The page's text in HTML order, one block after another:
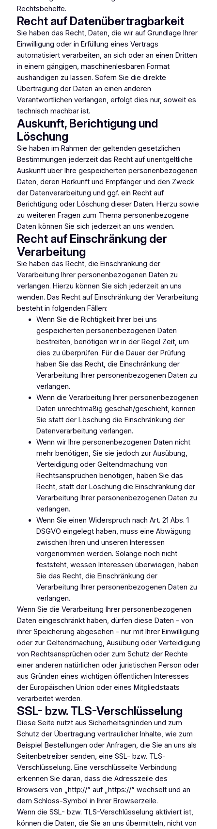
Rechtsbehelfe.
Recht auf Daten­übertrag­barkeit
Sie haben das Recht, Daten, die wir auf Grundlage Ihrer
Einwilligung oder in Erfüllung eines Vertrags
automatisiert verarbeiten, an sich oder an einen Dritten
in einem gängigen, maschinenlesbaren Format
aushändigen zu lassen. Sofern Sie die direkte
Übertragung der Daten an einen anderen
Verantwortlichen verlangen, erfolgt dies nur, soweit es
technisch machbar ist.
Auskunft, Berichtigung und
Löschung
Sie haben im Rahmen der geltenden gesetzlichen
Bestimmungen jederzeit das Recht auf unentgeltliche
Auskunft über Ihre gespeicherten personenbezogenen
Daten, deren Herkunft und Empfänger und den Zweck
der Datenverarbeitung und ggf. ein Recht auf
Berichtigung oder Löschung dieser Daten. Hierzu sowie
zu weiteren Fragen zum Thema personenbezogene
Daten können Sie sich jederzeit an uns wenden.
Recht auf Einschränkung der
Verarbeitung
Sie haben das Recht, die Einschränkung der
Verarbeitung Ihrer personenbezogenen Daten zu
verlangen. Hierzu können Sie sich jederzeit an uns
wenden. Das Recht auf Einschränkung der Verarbeitung
besteht in folgenden Fällen:
Wenn Sie die Richtigkeit Ihrer bei uns
gespeicherten personenbezogenen Daten
bestreiten, benötigen wir in der Regel Zeit, um
dies zu überprüfen. Für die Dauer der Prüfung
haben Sie das Recht, die Einschränkung der
Verarbeitung Ihrer personenbezogenen Daten zu
verlangen.
Wenn die Verarbeitung Ihrer personenbezogenen
Daten unrechtmäßig geschah/geschieht, können
Sie statt der Löschung die Einschränkung der
Datenverarbeitung verlangen.
Wenn wir Ihre personenbezogenen Daten nicht
mehr benötigen, Sie sie jedoch zur Ausübung,
Verteidigung oder Geltendmachung von
Rechtsansprüchen benötigen, haben Sie das
Recht, statt der Löschung die Einschränkung der
Verarbeitung Ihrer personenbezogenen Daten zu
verlangen.
Wenn Sie einen Widerspruch nach Art. 21 Abs. 1
DSGVO eingelegt haben, muss eine Abwägung
zwischen Ihren und unseren Interessen
vorgenommen werden. Solange noch nicht
feststeht, wessen Interessen überwiegen, haben
Sie das Recht, die Einschränkung der
Verarbeitung Ihrer personenbezogenen Daten zu
verlangen.
Wenn Sie die Verarbeitung Ihrer personenbezogenen
Daten eingeschränkt haben, dürfen diese Daten – von
ihrer Speicherung abgesehen – nur mit Ihrer Einwilligung
oder zur Geltendmachung, Ausübung oder Verteidigung
von Rechtsansprüchen oder zum Schutz der Rechte
einer anderen natürlichen oder juristischen Person oder
aus Gründen eines wichtigen öffentlichen Interesses
der Europäischen Union oder eines Mitgliedstaats
verarbeitet werden.
SSL- bzw. TLS-Verschlüsselung
Diese Seite nutzt aus Sicherheitsgründen und zum
Schutz der Übertragung vertraulicher Inhalte, wie zum
Beispiel Bestellungen oder Anfragen, die Sie an uns als
Seitenbetreiber senden, eine SSL- bzw. TLS-
Verschlüsselung. Eine verschlüsselte Verbindung
erkennen Sie daran, dass die Adresszeile des
Browsers von „http://“ auf „https://“ wechselt und an
dem Schloss-Symbol in Ihrer Browserzeile.
Wenn die SSL- bzw. TLS-Verschlüsselung aktiviert ist,
können die Daten, die Sie an uns übermitteln, nicht von